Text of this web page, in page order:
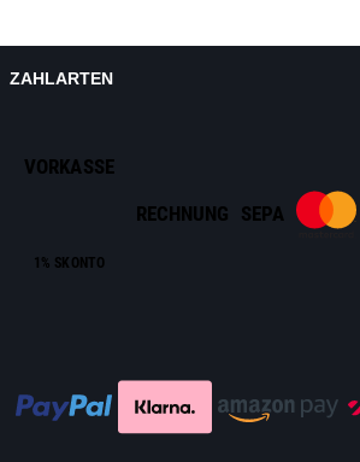
ZAHLARTEN
VORKASSE
1% SKONTO
RECHNUNG SEPA